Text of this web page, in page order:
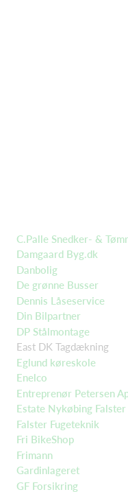
C.Palle Snedker- &
Damgaard Byg.dk
Danbolig
De grønne Busser
Dennis Låseservice
Din Bilpartner
DP Stålmontage
East DK Tagdækning
Eglund køreskole
Enelco
Entreprenør Petersen
Estate Nykøbing Falster
Falster Fugeteknik
Fri BikeShop
Frimann
Gardinlageret
GF Forsikring